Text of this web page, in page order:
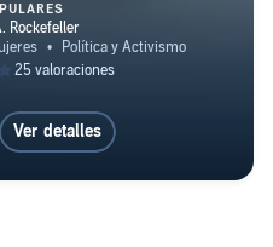
Catherine de Valois
Ver detalles